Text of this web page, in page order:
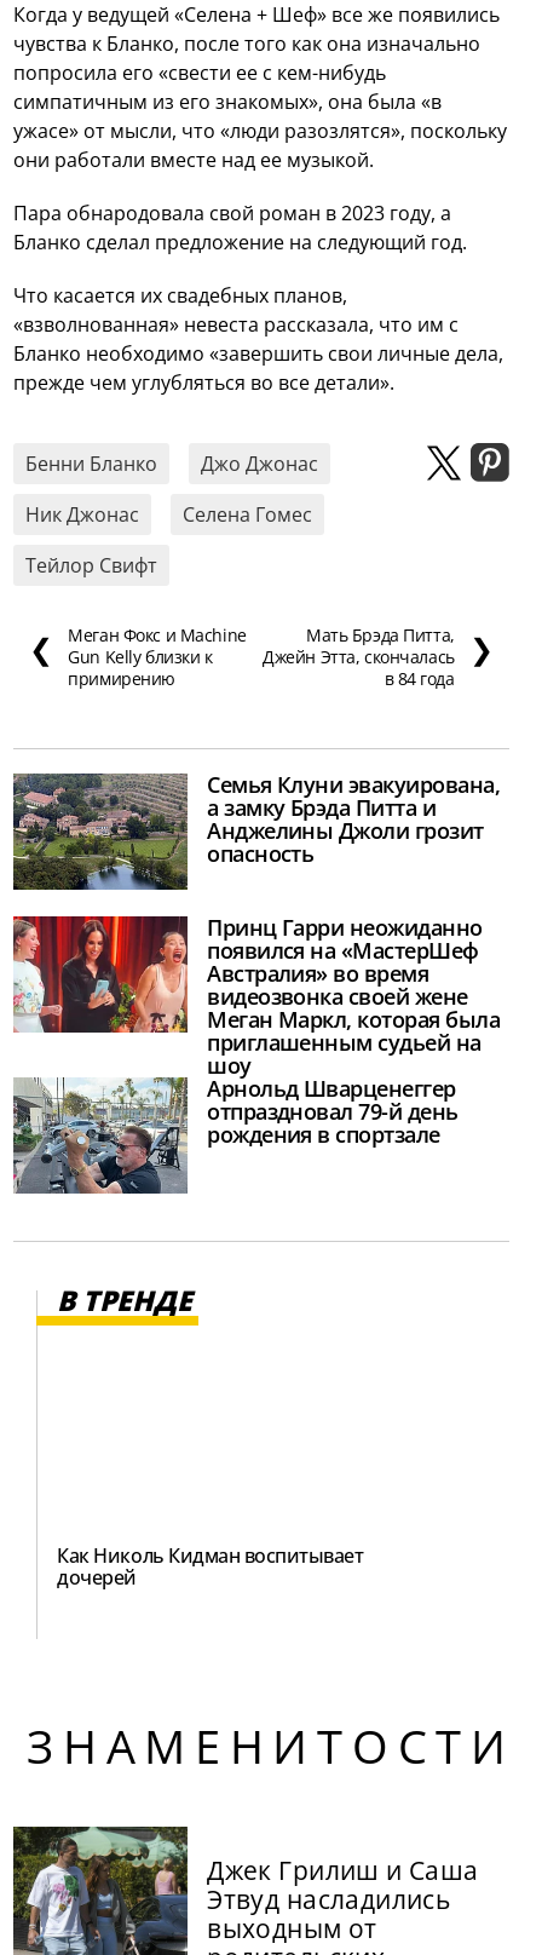
Когда у ведущей «Селена + Шеф» все же появились
чувства к Бланко, после того как она изначально
попросила его «свести ее с кем-нибудь
симпатичным из его знакомых», она была «в
ужасе» от мысли, что «люди разозлятся», поскольку
они работали вместе над ее музыкой.
Пара обнародовала свой роман в 2023 году, а
Бланко сделал предложение на следующий год.
Что касается их свадебных планов,
«взволнованная» невеста рассказала, что им с
Бланко необходимо «завершить свои личные дела,
прежде чем углубляться во все детали».
Бенни Бланко
Джо Джонас
Ник Джонас
Селена Гомес
Тейлор Свифт
❮
Меган Фокс и Machine
Gun Kelly близки к
примирению
Мать Брэда Питта,
Джейн Этта, скончалась
в 84 года
❯
Семья Клуни эвакуирована,
а замку Брэда Питта и
Анджелины Джоли грозит
опасность
Принц Гарри неожиданно
появился на «МастерШеф
Австралия» во время
видеозвонка своей жене
Меган Маркл, которая была
приглашенным судьей на
шоу
Арнольд Шварценеггер
отпраздновал 79-й день
рождения в спортзале
В ТРЕНДЕ
Как Николь Кидман воспитывает
дочерей
ЗНАМЕНИТОСТИ
Джек Грилиш и Саша
Этвуд насладились
выходным от